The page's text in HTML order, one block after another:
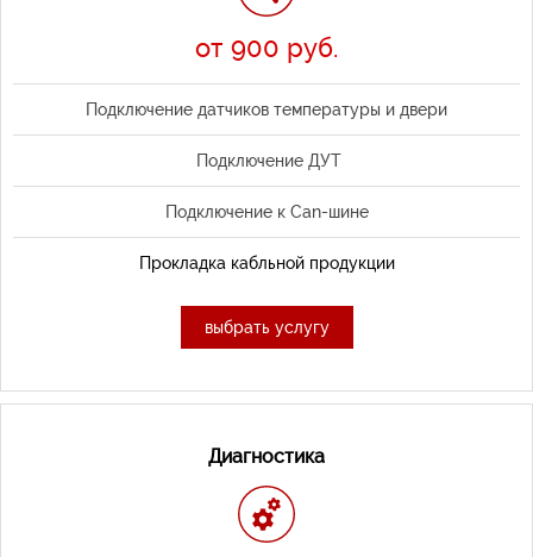
от 900 руб.
Подключение датчиков температуры и двери
Подключение ДУТ
Подключение к Can-шине
Прокладка кабльной продукции
выбрать услугу
Диагностика